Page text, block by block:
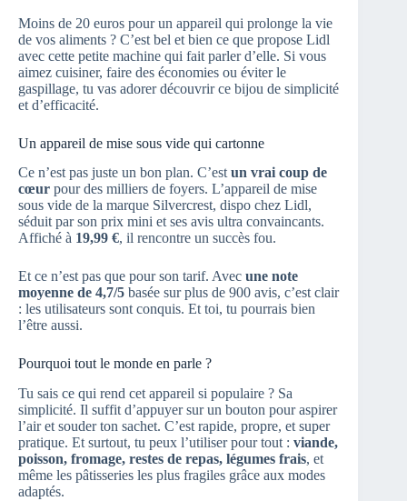
Moins de 20 euros pour un appareil qui prolonge la vie
de vos aliments ? C’est bel et bien ce que propose Lidl
avec cette petite machine qui fait parler d’elle. Si vous
aimez cuisiner, faire des économies ou éviter le
gaspillage, tu vas adorer découvrir ce bijou de simplicité
et d’efficacité.
Un appareil de mise sous vide qui cartonne
Ce n’est pas juste un bon plan. C’est un vrai coup de
cœur pour des milliers de foyers. L’appareil de mise
sous vide de la marque Silvercrest, dispo chez Lidl,
séduit par son prix mini et ses avis ultra convaincants.
Affiché à 19,99 €, il rencontre un succès fou.
Et ce n’est pas que pour son tarif. Avec une note
moyenne de 4,7/5 basée sur plus de 900 avis, c’est clair
: les utilisateurs sont conquis. Et toi, tu pourrais bien
l’être aussi.
Pourquoi tout le monde en parle ?
Tu sais ce qui rend cet appareil si populaire ? Sa
simplicité. Il suffit d’appuyer sur un bouton pour aspirer
l’air et souder ton sachet. C’est rapide, propre, et super
pratique. Et surtout, tu peux l’utiliser pour tout : viande,
poisson, fromage, restes de repas, légumes frais, et
même les pâtisseries les plus fragiles grâce aux modes
adaptés.